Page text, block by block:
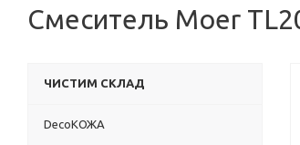
Смеситель Moer
ЧИСТИМ СКЛАД
DecoКОЖА